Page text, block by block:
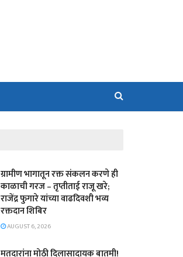
ग्रामीण भागातून रक्त संकलन करणे ही
काळाची गरज – तृप्तीताई राजू खरे;
राजेंद्र फुगारे यांच्या वाढदिवशी भव्य
रक्तदान शिबिर
AUGUST 6, 2026
मतदारांना मोठी दिलासादायक बातमी!